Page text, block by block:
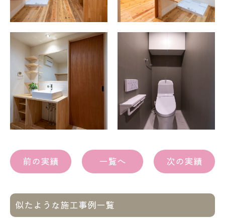
前の実績 一覧へ 次の実績
似たような施工事例一覧